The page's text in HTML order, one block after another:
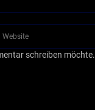
schreiben möchte.